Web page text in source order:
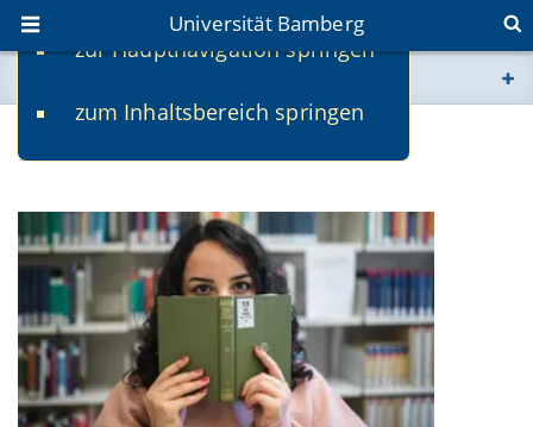
zur Hauptnavigation springen
zum Inhaltsbereich springen
Universität Bamberg
www.uni-bamberg.de
fis.uni-bamberg.de
Material für das Studium